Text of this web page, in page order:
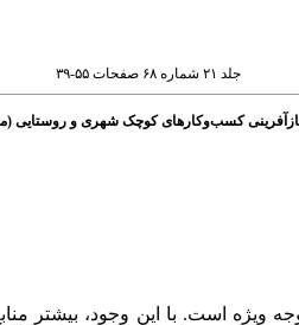
جلد ۲۱ شماره ۶۸ صفحات ۵۵-۳۹
کسب‌وکارهای کوچک شهری و روستایی
ویژه است. با این وجود، بیشتر